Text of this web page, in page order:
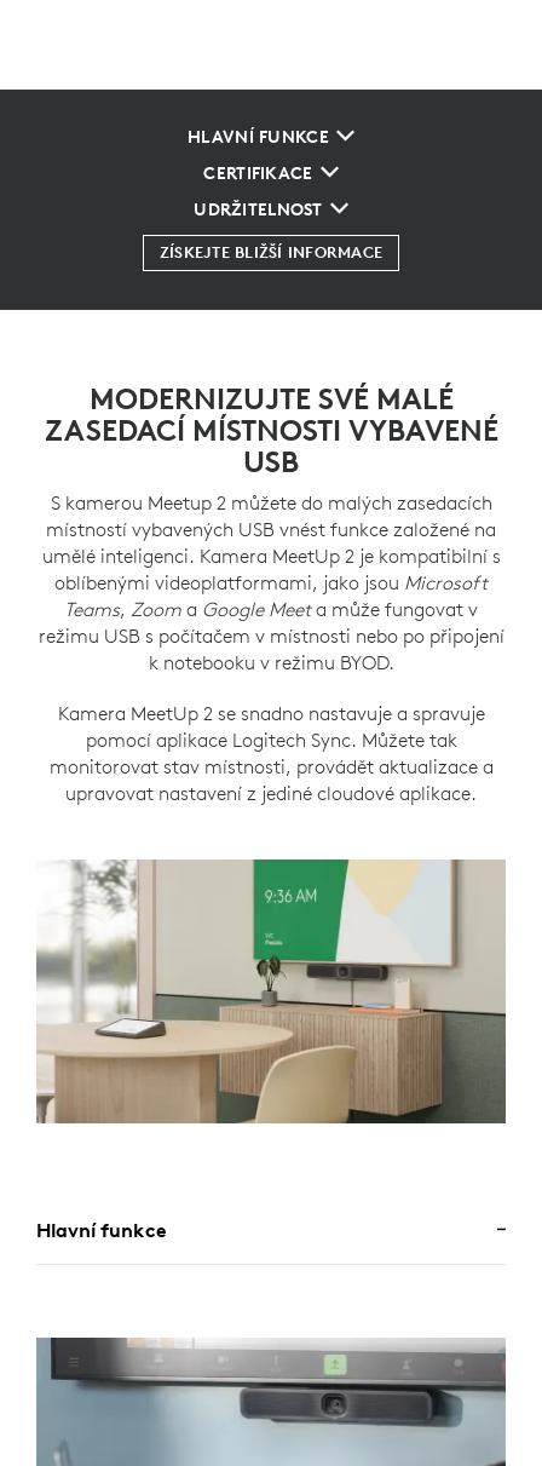
HLAVNÍ FUNKCE
CERTIFIKACE
UDRŽITELNOST
ZÍSKEJTE BLIŽŠÍ INFORMACE
MODERNIZUJTE SVÉ MALÉ
ZASEDACÍ MÍSTNOSTI VYBAVENÉ
USB
S kamerou Meetup 2 můžete do malých zasedacích
místností vybavených USB vnést funkce založené na
umělé inteligenci. Kamera MeetUp 2 je kompatibilní s
oblíbenými videoplatformami, jako jsou Microsoft
Teams, Zoom a Google Meeta může fungovat v
režimu USB s počítačem v místnosti nebo po připojení
k notebooku v režimu BYOD.
Kamera MeetUp 2 se snadno nastavuje a spravuje
pomocí aplikace Logitech Sync. Můžete tak
monitorovat stav místnosti, provádět aktualizace a
upravovat nastavení z jediné cloudové aplikace.
Hlavní funkce